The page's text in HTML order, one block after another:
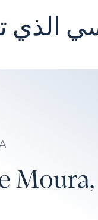
الذي
Moura,